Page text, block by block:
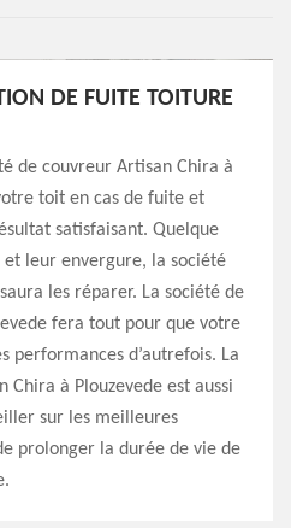
DE FUITE TOITURE
de couvreur Artisan Chira à
toit en cas de fuite et
satisfaisant. Quelque
leur envergure, la société
les réparer. La société de
fera tout pour que votre
performances d’autrefois. La
Chira à Plouzevede est aussi
sur les meilleures
prolonger la durée de vie de